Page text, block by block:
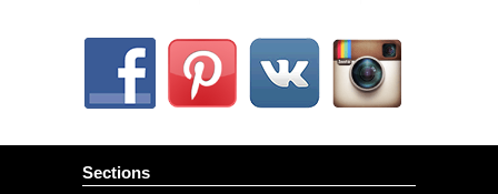
Sections